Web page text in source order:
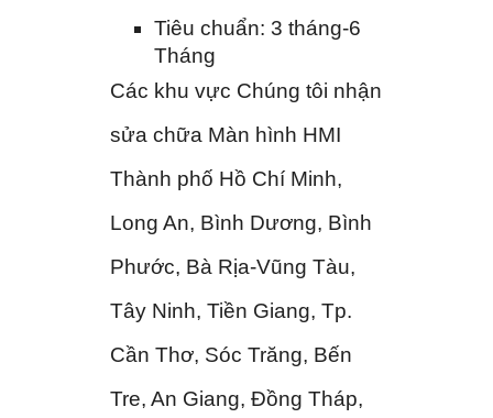
Tiêu chuẩn: 3 tháng-6
Tháng
Các khu vực Chúng tôi nhận
sửa chữa Màn hình HMI
Thành phố Hồ Chí Minh,
Long An, Bình Dương, Bình
Phước, Bà Rịa-Vũng Tàu,
Tây Ninh, Tiền Giang, Tp.
Cần Thơ, Sóc Trăng, Bến
Tre, An Giang, Đồng Tháp,